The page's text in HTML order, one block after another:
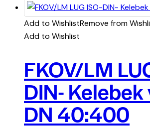
Add to WishlistRemove from
Add to Wishlist
FKOV/LM
DIN- Kelebek
DN 40:400